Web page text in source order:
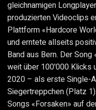
gleichnamigen
produzierten Videoclips
Plattform «Hardcore
und erntete allseits
Band aus Bern. Der
weit über 100'000 Klicks
2020 – als erste Single-
Siegertreppchen (Platz
Songs «Forsaken» auf